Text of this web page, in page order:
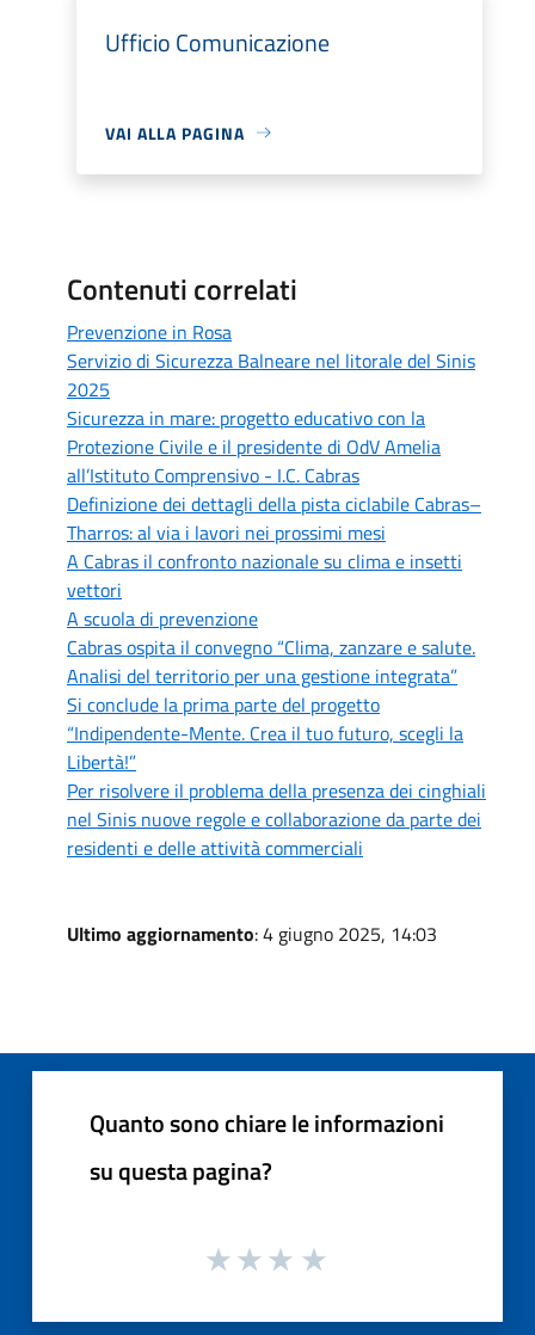
Ufficio Comunicazione
VAI ALLA PAGINA
Contenuti correlati
Prevenzione in Rosa
Servizio di Sicurezza Balneare nel litorale del Sinis
2025
Sicurezza in mare: progetto educativo con la
Protezione Civile e il presidente di OdV Amelia
all’Istituto Comprensivo - I.C. Cabras
Definizione dei dettagli della pista ciclabile Cabras–
Tharros: al via i lavori nei prossimi mesi
A Cabras il confronto nazionale su clima e insetti
vettori
A scuola di prevenzione
Cabras ospita il convegno “Clima, zanzare e salute.
Analisi del territorio per una gestione integrata”
Si conclude la prima parte del progetto
“Indipendente-Mente. Crea il tuo futuro, scegli la
Libertà!”
Per risolvere il problema della presenza dei cinghiali
nel Sinis nuove regole e collaborazione da parte dei
residenti e delle attività commerciali
Ultimo aggiornamento: 4 giugno 2025, 14:03
Quanto sono chiare le informazioni
su questa pagina?